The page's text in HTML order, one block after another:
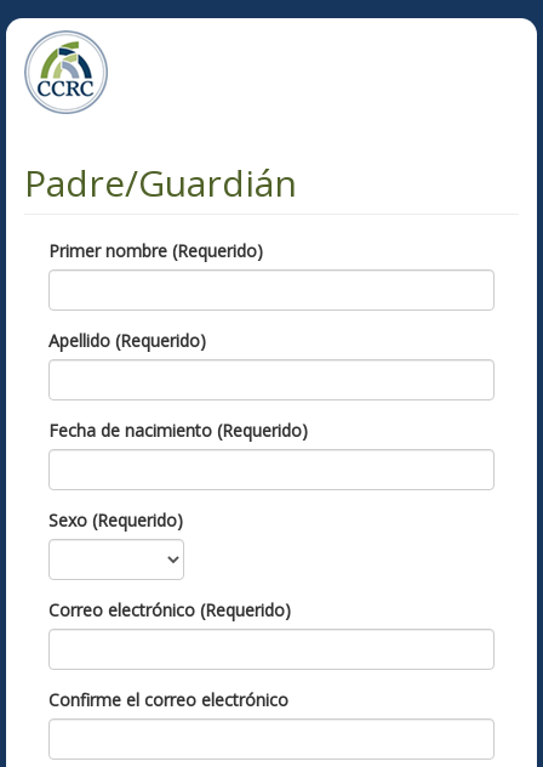
Padre/Guardián
Primer nombre (Requerido)
Apellido (Requerido)
Fecha de nacimiento (Requerido)
Sexo (Requerido)
Correo electrónico (Requerido)
Confirme el correo electrónico